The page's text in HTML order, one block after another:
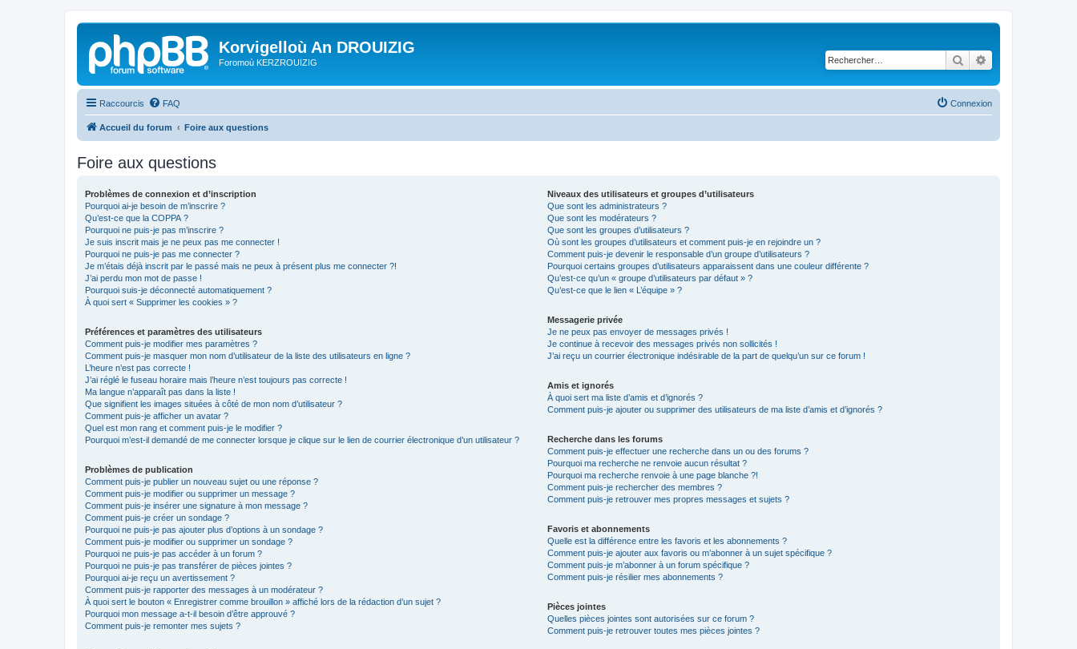
Korvigelloù An DROUIZIG
Foromoù KERZROUIZIG Rechercher
Raccourcis FAQ Connexion
Accueil du forum Foire aux questions
Foire aux questions
Problèmes de connexion et d’inscription
Pourquoi ai-je besoin de m’inscrire ?
Qu’est-ce que la COPPA ?
Pourquoi ne puis-je pas m’inscrire ?
Je suis inscrit mais je ne peux pas me connecter !
Pourquoi ne puis-je pas me connecter ?
Je m’étais déjà inscrit par le passé mais ne peux à présent plus me connecter ?!
J’ai perdu mon mot de passe !
Pourquoi suis-je déconnecté automatiquement ?
À quoi sert « Supprimer les cookies » ?
Préférences et paramètres des utilisateurs
Comment puis-je modifier mes paramètres ?
Comment puis-je masquer mon nom d’utilisateur de la liste des utilisateurs en ligne ?
L’heure n’est pas correcte !
J’ai réglé le fuseau horaire mais l’heure n’est toujours pas correcte !
Ma langue n’apparaît pas dans la liste !
Que signifient les images situées à côté de mon nom d’utilisateur ?
Comment puis-je afficher un avatar ?
Quel est mon rang et comment puis-je le modifier ?
Pourquoi m’est-il demandé de me connecter lorsque je clique sur le lien de courrier électronique d’un utilisateur ?
Problèmes de publication
Comment puis-je publier un nouveau sujet ou une réponse ?
Comment puis-je modifier ou supprimer un message ?
Comment puis-je insérer une signature à mon message ?
Comment puis-je créer un sondage ?
Pourquoi ne puis-je pas ajouter plus d’options à un sondage ?
Comment puis-je modifier ou supprimer un sondage ?
Pourquoi ne puis-je pas accéder à un forum ?
Pourquoi ne puis-je pas transférer de pièces jointes ?
Pourquoi ai-je reçu un avertissement ?
Comment puis-je rapporter des messages à un modérateur ?
À quoi sert le bouton « Enregistrer comme brouillon » affiché lors de la rédaction d’un sujet ?
Pourquoi mon message a-t-il besoin d’être approuvé ?
Comment puis-je remonter mes sujets ?
Niveaux des utilisateurs et groupes d’utilisateurs
Que sont les administrateurs ?
Que sont les modérateurs ?
Que sont les groupes d’utilisateurs ?
Où sont les groupes d’utilisateurs et comment puis-je en rejoindre un ?
Comment puis-je devenir le responsable d’un groupe d’utilisateurs ?
Pourquoi certains groupes d’utilisateurs apparaissent dans une couleur différente ?
Qu’est-ce qu’un « groupe d’utilisateurs par défaut » ?
Qu’est-ce que le lien « L’équipe » ?
Messagerie privée
Je ne peux pas envoyer de messages privés !
Je continue à recevoir des messages privés non sollicités !
J’ai reçu un courrier électronique indésirable de la part de quelqu’un sur ce forum !
Amis et ignorés
À quoi sert ma liste d’amis et d’ignorés ?
Comment puis-je ajouter ou supprimer des utilisateurs de ma liste d’amis et d’ignorés ?
Recherche dans les forums
Comment puis-je effectuer une recherche dans un ou des forums ?
Pourquoi ma recherche ne renvoie aucun résultat ?
Pourquoi ma recherche renvoie à une page blanche ?!
Comment puis-je rechercher des membres ?
Comment puis-je retrouver mes propres messages et sujets ?
Favoris et abonnements
Quelle est la différence entre les favoris et les abonnements ?
Comment puis-je ajouter aux favoris ou m’abonner à un sujet spécifique ?
Comment puis-je m’abonner à un forum spécifique ?
Comment puis-je résilier mes abonnements ?
Pièces jointes
Quelles pièces jointes sont autorisées sur ce forum ?
Comment puis-je retrouver toutes mes pièces jointes ?